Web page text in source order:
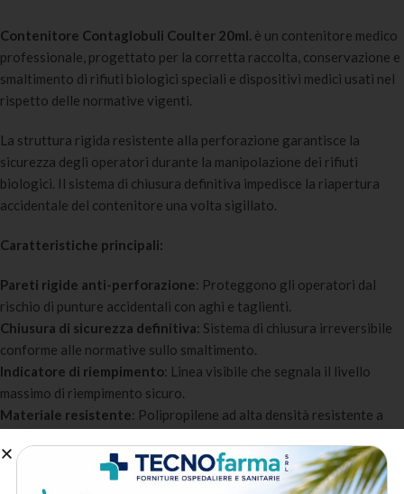
Contenitore Contaglobuli Coulter 20ml. è un contenitore medico
professionale, progettato per la corretta raccolta, conservazione e
smaltimento di rifiuti biologici speciali e dispositivi medici usati nel
rispetto delle normative vigenti.
La struttura rigida resistente alla perforazione garantisce la
sicurezza degli operatori durante la manipolazione dei rifiuti
biologici. Il sistema di chiusura definitiva impedisce la riapertura
accidentale del contenitore una volta sigillato.
Caratteristiche principali:
Pareti rigide anti-perforazione: Proteggono gli operatori dal
rischio di punture accidentali con aghi e taglienti.
Chiusura di sicurezza definitiva: Sistema di chiusura irreversibile
conforme alle normative sullo smaltimento.
Indicatore di riempimento: Linea visibile che segnala il livello
massimo di riempimento sicuro.
Materiale resistente: Polipropilene ad alta densità resistente a
Conformità normativa: Conforme ai requisiti normativi per la
raccolta e lo smaltimento di rifiuti speciali.